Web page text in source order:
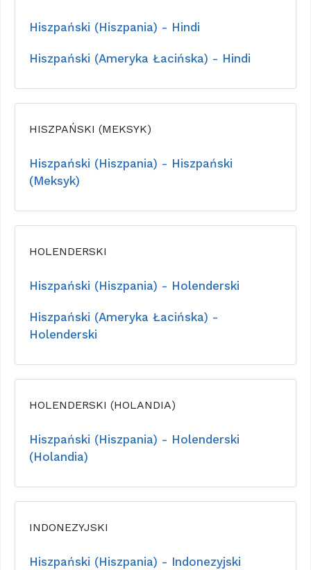
Hiszpański (Hiszpania) - Hindi
Hiszpański (Ameryka Łacińska) - Hindi
HISZPAŃSKI (MEKSYK)
Hiszpański (Hiszpania) - Hiszpański
(Meksyk)
HOLENDERSKI
Hiszpański (Hiszpania) - Holenderski
Hiszpański (Ameryka Łacińska) -
Holenderski
HOLENDERSKI (HOLANDIA)
Hiszpański (Hiszpania) - Holenderski
(Holandia)
INDONEZYJSKI
Hiszpański (Hiszpania) - Indonezyjski